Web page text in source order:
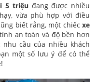
5 triệu đang được nhiều
vừa phù hợp với điều
biết rằng, một chiếc xe
an toàn và độ bền hơn
cầu của nhiều khách
một số lưu ý để có thể